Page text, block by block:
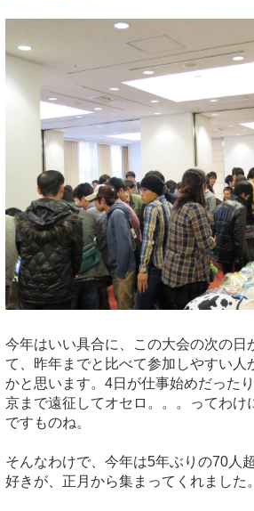
今年はいい具合に、この大会の次の日
て、昨年までと比べて参加しやすい人
かと思います。4日が仕事始めだった
京まで遠征してオセロ。。。ってわけ
ですものね。
そんなわけで、今年は5年ぶりの70人
好きが、正月から集まってくれました。